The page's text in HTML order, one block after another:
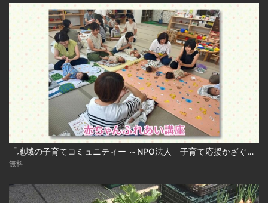
「地域の子育てコミュニティー ～NPO法人 子育て応援かざぐるま～」
無料